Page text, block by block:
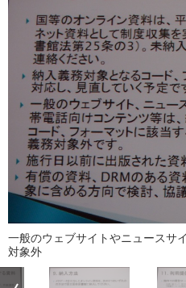
一般のウェブサイトやニュースサ
対象外